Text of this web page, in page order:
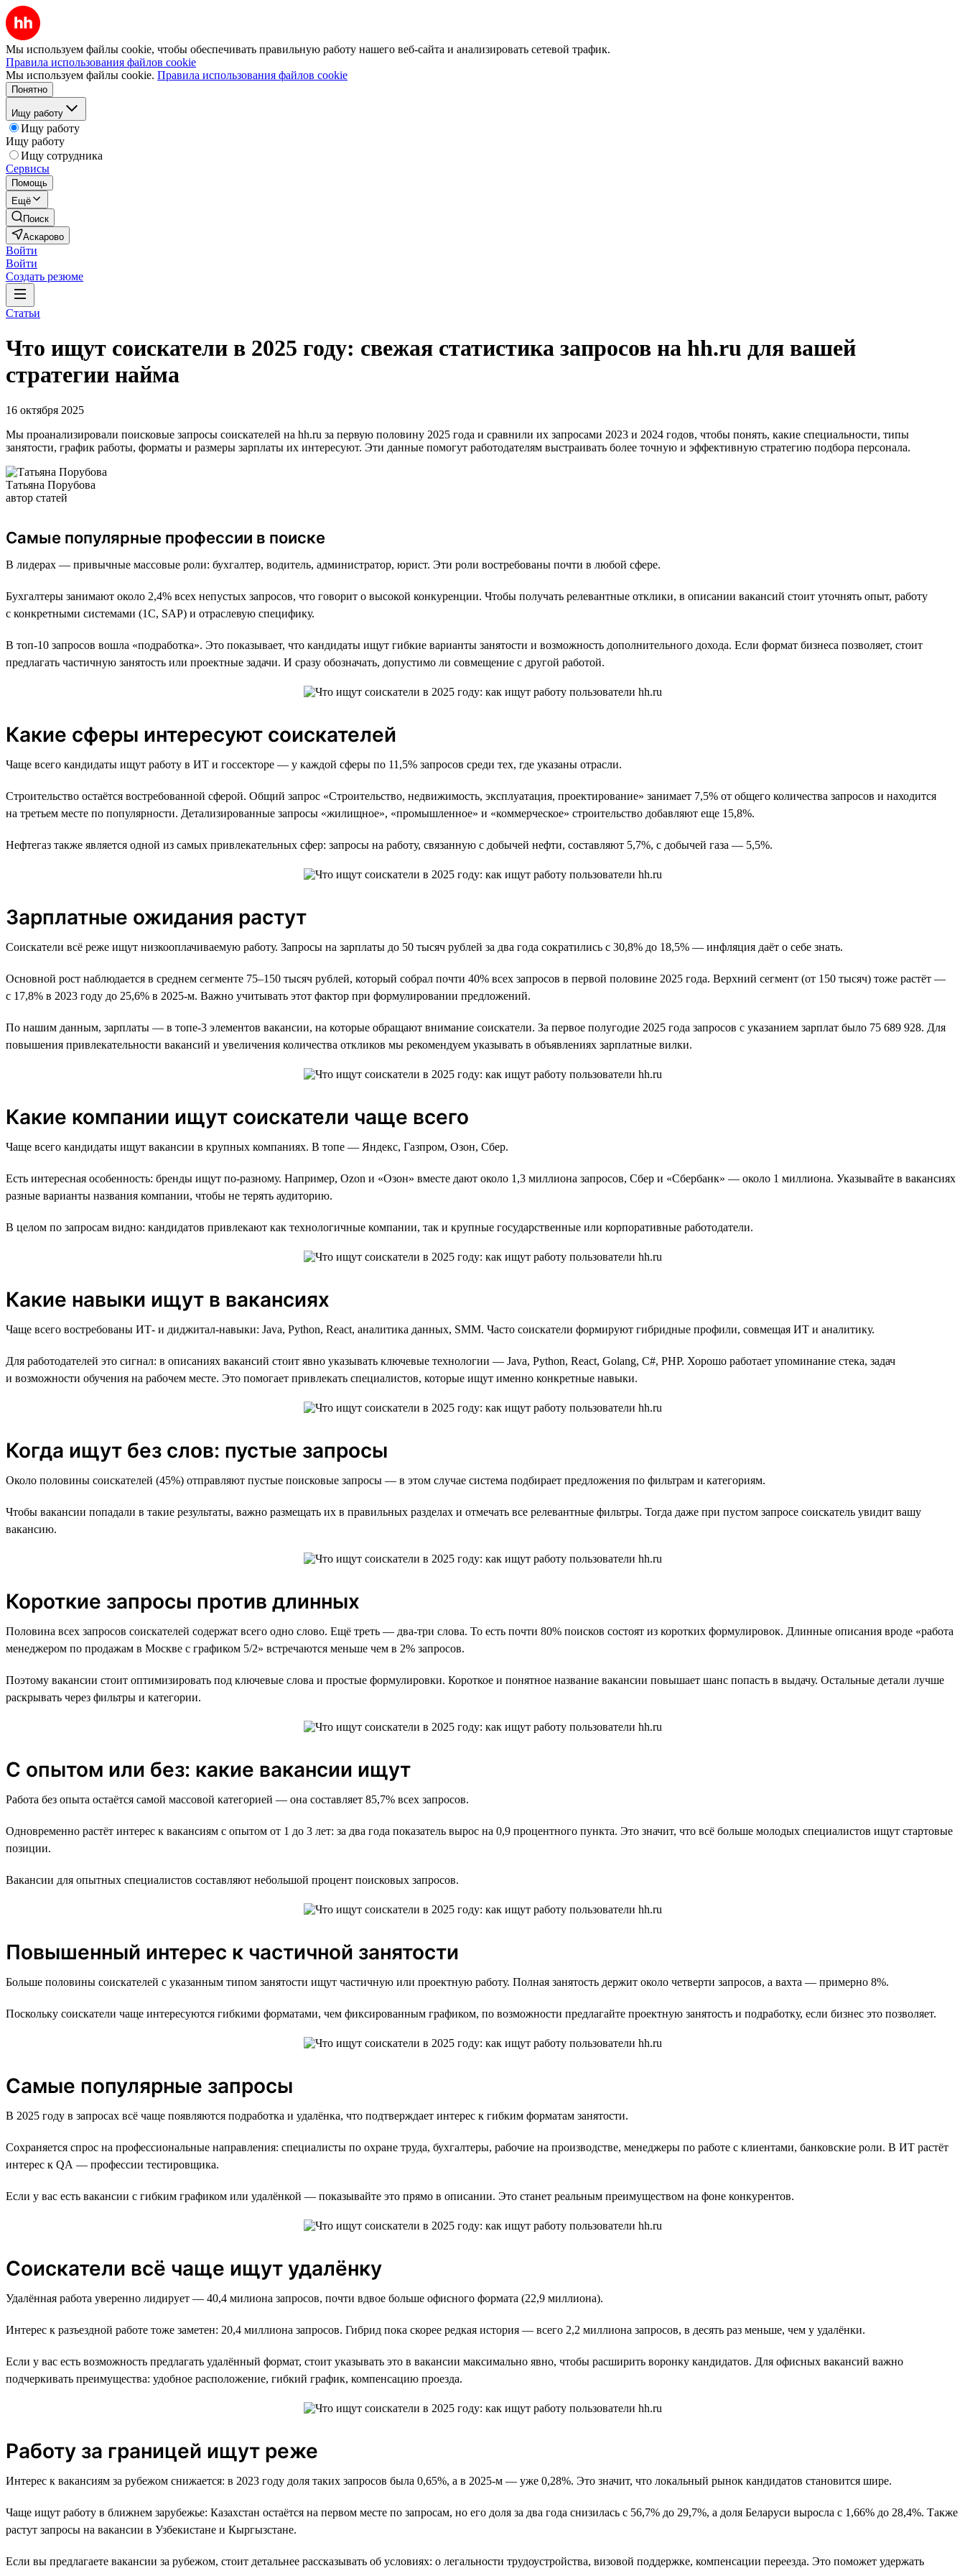
Мы используем файлы cookie, чтобы обеспечивать правильную работу нашего веб-сайта и анализировать сетевой трафик.
Правила использования файлов cookie
Мы используем файлы cookie. Правила использования файлов cookie
Понятно
Ищу работу
Ищу работу
Ищу работу
Ищу сотрудника
Сервисы
Помощь
Ещё
Поиск
Аскарово
Войти
Войти
Создать резюме
Статьи
Что ищут соискатели в 2025 году: свежая статистика запросов на hh.ru для вашей
стратегии найма
16 октября 2025
Мы проанализировали поисковые запросы соискателей на hh.ru за первую половину 2025 года и сравнили их запросами 2023 и 2024 годов, чтобы понять, какие специальности, типы
занятости, график работы, форматы и размеры зарплаты их интересуют. Эти данные помогут работодателям выстраивать более точную и эффективную стратегию подбора персонала.
Татьяна Порубова
автор статей
Самые популярные профессии в поиске
В лидерах — привычные массовые роли: бухгалтер, водитель, администратор, юрист. Эти роли востребованы почти в любой сфере.
Бухгалтеры занимают около 2,4% всех непустых запросов, что говорит о высокой конкуренции. Чтобы получать релевантные отклики, в описании вакансий стоит уточнять опыт, работу
с конкретными системами (1С, SAP) и отраслевую специфику.
В топ-10 запросов вошла «подработка». Это показывает, что кандидаты ищут гибкие варианты занятости и возможность дополнительного дохода. Если формат бизнеса позволяет, стоит
предлагать частичную занятость или проектные задачи. И сразу обозначать, допустимо ли совмещение с другой работой.
Какие сферы интересуют соискателей
Чаще всего кандидаты ищут работу в ИТ и госсекторе — у каждой сферы по 11,5% запросов среди тех, где указаны отрасли.
Строительство остаётся востребованной сферой. Общий запрос «Строительство, недвижимость, эксплуатация, проектирование» занимает 7,5% от общего количества запросов и находится
на третьем месте по популярности. Детализированные запросы «жилищное», «промышленное» и «коммерческое» строительство добавляют еще 15,8%.
Нефтегаз также является одной из самых привлекательных сфер: запросы на работу, связанную с добычей нефти, составляют 5,7%, с добычей газа — 5,5%.
Зарплатные ожидания растут
Соискатели всё реже ищут низкооплачиваемую работу. Запросы на зарплаты до 50 тысяч рублей за два года сократились с 30,8% до 18,5% — инфляция даёт о себе знать.
Основной рост наблюдается в среднем сегменте 75–150 тысяч рублей, который собрал почти 40% всех запросов в первой половине 2025 года. Верхний сегмент (от 150 тысяч) тоже растёт —
с 17,8% в 2023 году до 25,6% в 2025-м. Важно учитывать этот фактор при формулировании предложений.
По нашим данным, зарплаты — в топе-3 элементов вакансии, на которые обращают внимание соискатели. За первое полугодие 2025 года запросов с указанием зарплат было 75 689 928. Для
повышения привлекательности вакансий и увеличения количества откликов мы рекомендуем указывать в объявлениях зарплатные вилки.
Какие компании ищут соискатели чаще всего
Чаще всего кандидаты ищут вакансии в крупных компаниях. В топе — Яндекс, Газпром, Озон, Сбер.
Есть интересная особенность: бренды ищут по-разному. Например, Ozon и «Озон» вместе дают около 1,3 миллиона запросов, Сбер и «Сбербанк» — около 1 миллиона. Указывайте в вакансиях
разные варианты названия компании, чтобы не терять аудиторию.
В целом по запросам видно: кандидатов привлекают как технологичные компании, так и крупные государственные или корпоративные работодатели.
Какие навыки ищут в вакансиях
Чаще всего востребованы ИТ- и диджитал-навыки: Java, Python, React, аналитика данных, SMM. Часто соискатели формируют гибридные профили, совмещая ИТ и аналитику.
Для работодателей это сигнал: в описаниях вакансий стоит явно указывать ключевые технологии — Java, Python, React, Golang, C#, PHP. Хорошо работает упоминание стека, задач
и возможности обучения на рабочем месте. Это помогает привлекать специалистов, которые ищут именно конкретные навыки.
Когда ищут без слов: пустые запросы
Около половины соискателей (45%) отправляют пустые поисковые запросы — в этом случае система подбирает предложения по фильтрам и категориям.
Чтобы вакансии попадали в такие результаты, важно размещать их в правильных разделах и отмечать все релевантные фильтры. Тогда даже при пустом запросе соискатель увидит вашу
вакансию.
Короткие запросы против длинных
Половина всех запросов соискателей содержат всего одно слово. Ещё треть — два-три слова. То есть почти 80% поисков состоят из коротких формулировок. Длинные описания вроде «работа
менеджером по продажам в Москве с графиком 5/2» встречаются меньше чем в 2% запросов.
Поэтому вакансии стоит оптимизировать под ключевые слова и простые формулировки. Короткое и понятное название вакансии повышает шанс попасть в выдачу. Остальные детали лучше
раскрывать через фильтры и категории.
С опытом или без: какие вакансии ищут
Работа без опыта остаётся самой массовой категорией — она составляет 85,7% всех запросов.
Одновременно растёт интерес к вакансиям с опытом от 1 до 3 лет: за два года показатель вырос на 0,9 процентного пункта. Это значит, что всё больше молодых специалистов ищут стартовые
позиции.
Вакансии для опытных специалистов составляют небольшой процент поисковых запросов.
Повышенный интерес к частичной занятости
Больше половины соискателей с указанным типом занятости ищут частичную или проектную работу. Полная занятость держит около четверти запросов, а вахта — примерно 8%.
Поскольку соискатели чаще интересуются гибкими форматами, чем фиксированным графиком, по возможности предлагайте проектную занятость и подработку, если бизнес это позволяет.
Самые популярные запросы
В 2025 году в запросах всё чаще появляются подработка и удалёнка, что подтверждает интерес к гибким форматам занятости.
Сохраняется спрос на профессиональные направления: специалисты по охране труда, бухгалтеры, рабочие на производстве, менеджеры по работе с клиентами, банковские роли. В ИТ растёт
интерес к QA — профессии тестировщика.
Если у вас есть вакансии с гибким графиком или удалёнкой — показывайте это прямо в описании. Это станет реальным преимуществом на фоне конкурентов.
Соискатели всё чаще ищут удалёнку
Удалённая работа уверенно лидирует — 40,4 милиона запросов, почти вдвое больше офисного формата (22,9 миллиона).
Интерес к разъездной работе тоже заметен: 20,4 миллиона запросов. Гибрид пока скорее редкая история — всего 2,2 миллиона запросов, в десять раз меньше, чем у удалёнки.
Если у вас есть возможность предлагать удалённый формат, стоит указывать это в вакансии максимально явно, чтобы расширить воронку кандидатов. Для офисных вакансий важно
подчеркивать преимущества: удобное расположение, гибкий график, компенсацию проезда.
Работу за границей ищут реже
Интерес к вакансиям за рубежом снижается: в 2023 году доля таких запросов была 0,65%, а в 2025-м — уже 0,28%. Это значит, что локальный рынок кандидатов становится шире.
Чаще ищут работу в ближнем зарубежье: Казахстан остаётся на первом месте по запросам, но его доля за два года снизилась с 56,7% до 29,7%, а доля Беларуси выросла с 1,66% до 28,4%. Также
растут запросы на вакансии в Узбекистане и Кыргызстане.
Если вы предлагаете вакансии за рубежом, стоит детальнее рассказывать об условиях: о легальности трудоустройства, визовой поддержке, компенсации переезда. Это поможет удержать